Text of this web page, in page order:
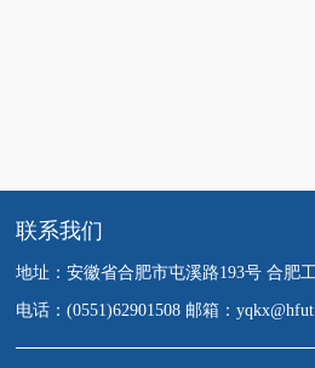
联系我们
地址：安徽省合肥市屯溪路193号 合肥
电话：(0551)62901508 邮箱：